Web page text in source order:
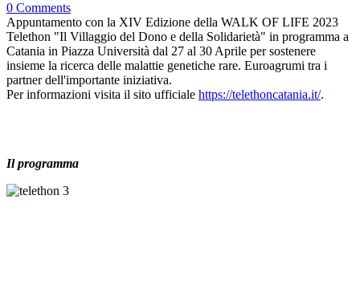
0 Comments
Appuntamento con la XIV Edizione della WALK OF LIFE 2023
Telethon "Il Villaggio del Dono e della Solidarietà" in programma a
Catania in Piazza Università dal 27 al 30 Aprile per sostenere
insieme la ricerca delle malattie genetiche rare. Euroagrumi tra i
partner dell'importante iniziativa.
Per informazioni visita il sito ufficiale https://telethoncatania.it/.
Il programma